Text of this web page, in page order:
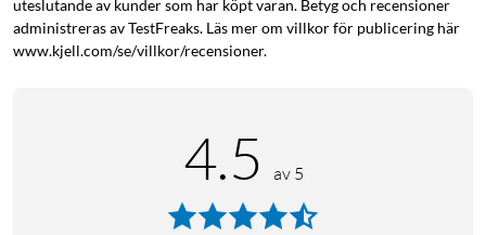
uteslutande av kunder som har köpt varan. Betyg och recensioner
administreras av TestFreaks. Läs mer om villkor för publicering här
www.kjell.com/se/villkor/recensioner.
4.5 av 5